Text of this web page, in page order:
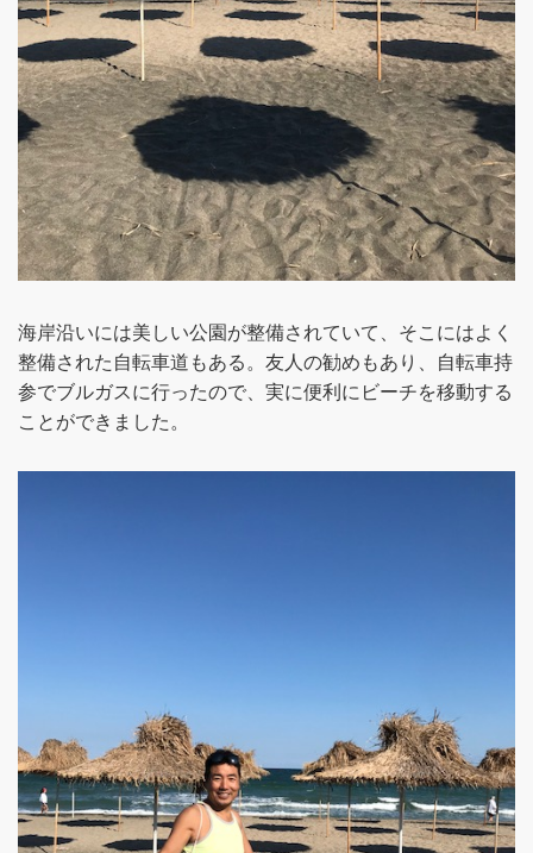
海岸沿いには美しい公園が整備されていて、そこにはよく
整備された自転車道もある。友人の勧めもあり、自転車持
参でブルガスに行ったので、実に便利にビーチを移動する
ことができました。